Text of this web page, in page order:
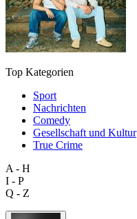
Top Kategorien
Sport
Nachrichten
Comedy
Gesellschaft und Kultur
True Crime
A - H
I - P
Q - Z